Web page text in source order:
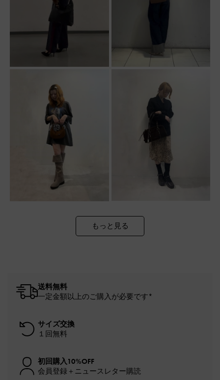
もっと見る
送料無料
一定金額以上のご購入が必要です*
サイズ交換
１回無料
初回購入10%OFF
会員登録＋ニュースレター購読